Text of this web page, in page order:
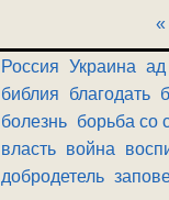
Россия Украина ад
библия
благодать
болезнь борьба со
власть война
добродетель